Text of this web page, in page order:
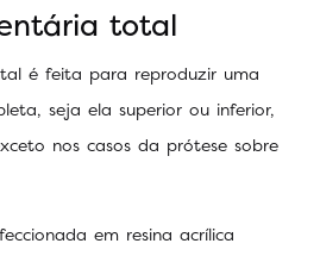
total
é feita para reproduzir uma
seja ela superior ou inferior,
nos casos da prótese sobre
em resina acrílica